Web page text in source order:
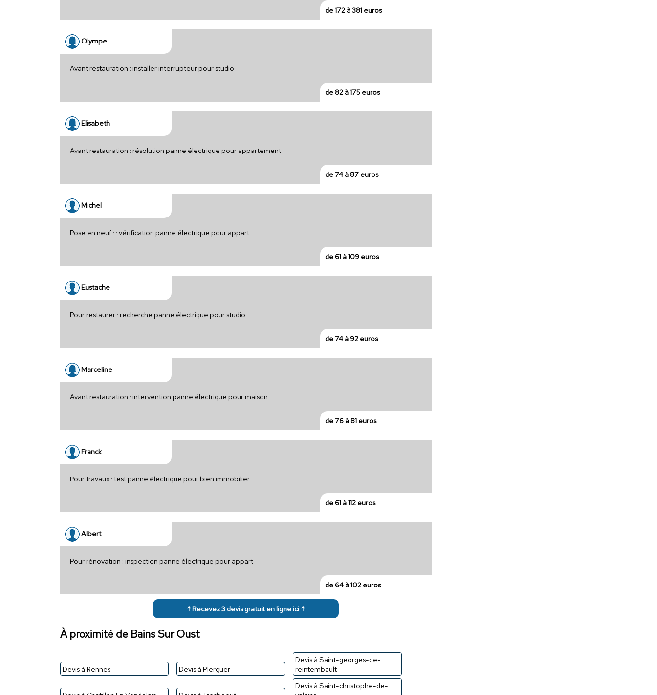
de 172 à 381 euros
Olympe
Avant restauration : installer interrupteur pour studio
de 82 à 175 euros
Elisabeth
Avant restauration : résolution panne électrique pour appartement
de 74 à 87 euros
Michel
Pose en neuf : : vérification panne électrique pour appart
de 61 à 109 euros
Eustache
Pour restaurer : recherche panne électrique pour studio
de 74 à 92 euros
Marceline
Avant restauration : intervention panne électrique pour maison
de 76 à 81 euros
Franck
Pour travaux : test panne électrique pour bien immobilier
de 61 à 112 euros
Albert
Pour rénovation : inspection panne électrique pour appart
de 64 à 102 euros
↑ Recevez 3 devis gratuit en ligne ici ↑
À proximité de Bains Sur Oust
Devis à Rennes Devis à Plerguer
Devis à Saint-georges-de-
reintembault
Devis à Saint-christophe-de-